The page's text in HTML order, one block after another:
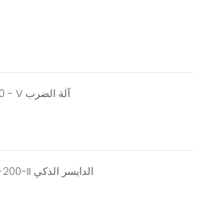
آلة الضرب SJJ600 - V
الدايسر الذكي IQKJ2-200-II